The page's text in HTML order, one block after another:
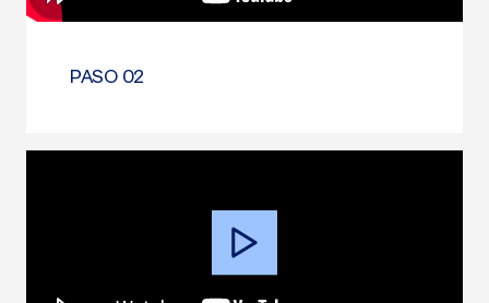
PASO 02